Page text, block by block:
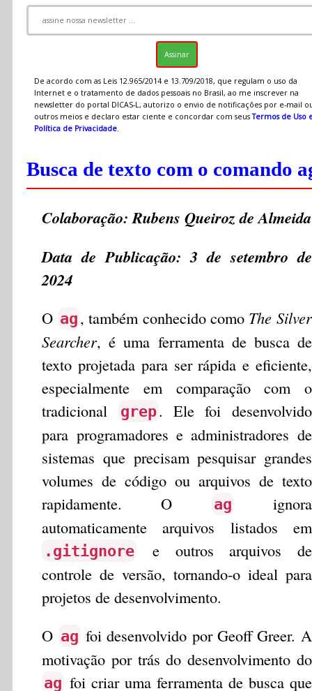
De acordo com as Leis 12.965/2014 e 13.709/2018, que regulam o uso da
Internet e o tratamento de dados pessoais no Brasil, ao me inscrever na
newsletter do portal DICAS-L, autorizo o envio de notificações por e-mail
outros meios e declaro estar ciente e concordar com seusTermos de Uso
Política de Privacidade.
Busca de texto com o comando
Colaboração: Rubens Queiroz de Almeida
Data de Publicação: 3 de setembro de
2024
O ag, também conhecido como The Silver
Searcher, é uma ferramenta de busca de
texto projetada para ser rápida e eficiente,
especialmente em comparação com o
tradicional
grep. Ele foi desenvolvido
para programadores e administradores de
sistemas que precisam pesquisar grandes
volumes de código ou arquivos de texto
rapidamente. O
ag
ignora
automaticamente arquivos listados em
.gitignore
e outros arquivos de
controle de versão, tornando-o ideal para
projetos de desenvolvimento.
O ag foi desenvolvido por Geoff Greer. A
motivação por trás do desenvolvimento do
ag foi criar uma ferramenta de busca que